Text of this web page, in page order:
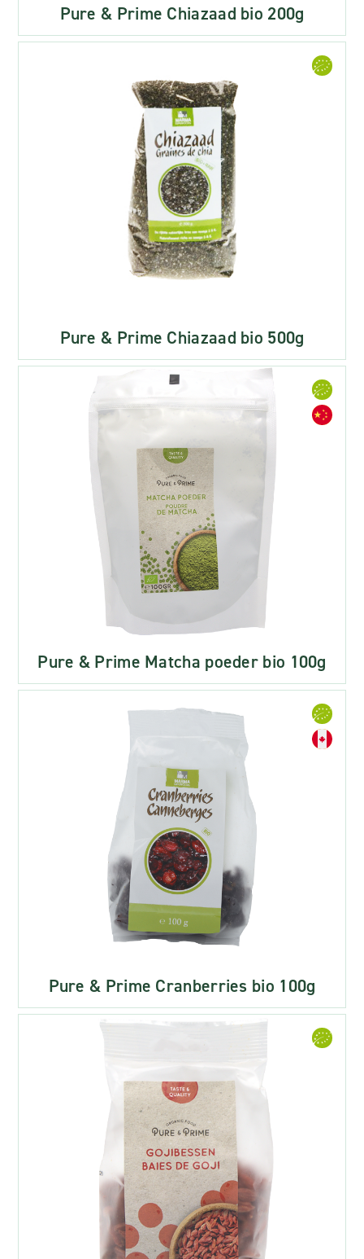
Pure & Prime Chiazaad bio 200g
Pure & Prime Chiazaad bio 500g
Pure & Prime Matcha poeder bio 100g
Pure & Prime Cranberries bio 100g